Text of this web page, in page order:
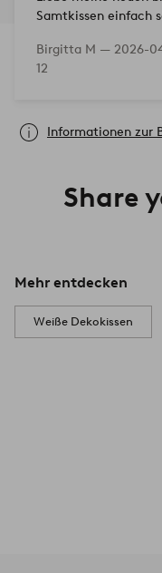
Samtkissen einfach
Birgitta M — 2026-
12
Informationen zur
Share
Mehr entdecken
Weiße Dekokissen